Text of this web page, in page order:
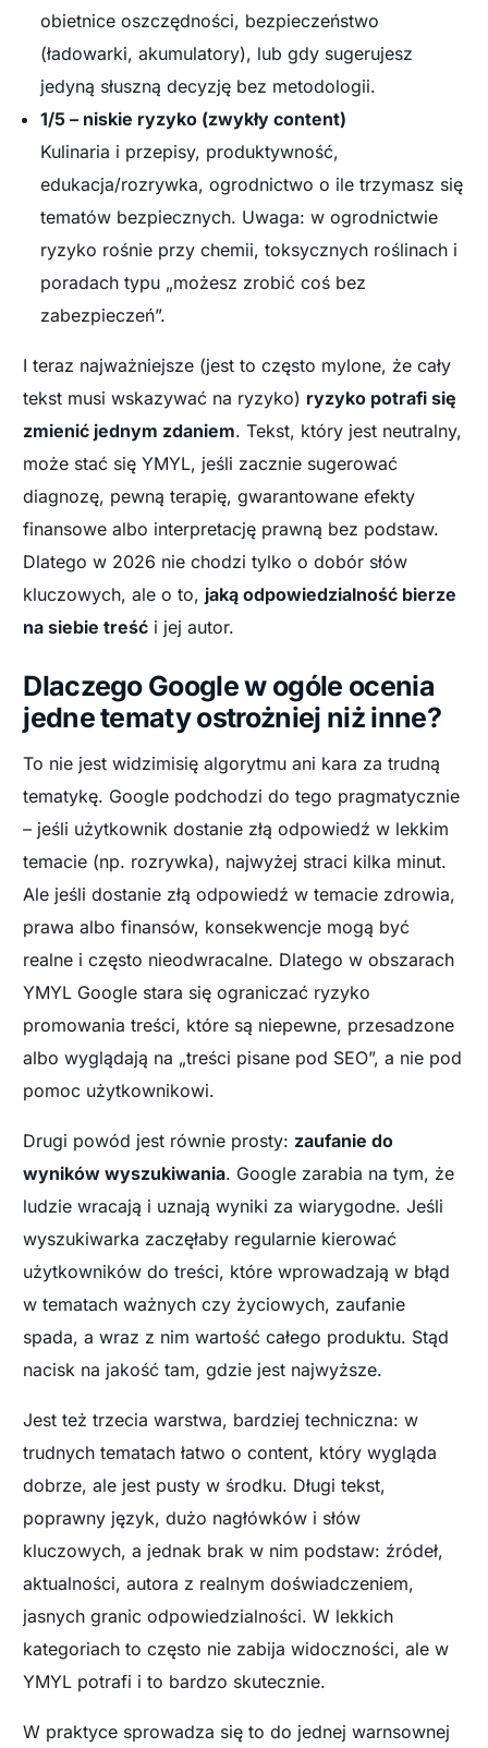
obietnice oszczędności, bezpieczeństwo
(ładowarki, akumulatory), lub gdy sugerujesz
jedyną słuszną decyzję bez metodologii.
1/5 – niskie ryzyko (zwykły content)
Kulinaria i przepisy, produktywność,
edukacja/rozrywka, ogrodnictwo o ile trzymasz się
tematów bezpiecznych. Uwaga: w ogrodnictwie
ryzyko rośnie przy chemii, toksycznych roślinach i
poradach typu „możesz zrobić coś bez
zabezpieczeń”.
I teraz najważniejsze (jest to często mylone, że cały
tekst musi wskazywać na ryzyko) ryzyko potrafi się
zmienić jednym zdaniem. Tekst, który jest neutralny,
może stać się YMYL, jeśli zacznie sugerować
diagnozę, pewną terapię, gwarantowane efekty
finansowe albo interpretację prawną bez podstaw.
Dlatego w 2026 nie chodzi tylko o dobór słów
kluczowych, ale o to, jaką odpowiedzialność bierze
na siebie treść i jej autor.
Dlaczego Google w ogóle ocenia
jedne tematy ostrożniej niż inne?
To nie jest widzimisię algorytmu ani kara za trudną
tematykę. Google podchodzi do tego pragmatycznie
– jeśli użytkownik dostanie złą odpowiedź w lekkim
temacie (np. rozrywka), najwyżej straci kilka minut.
Ale jeśli dostanie złą odpowiedź w temacie zdrowia,
prawa albo finansów, konsekwencje mogą być
realne i często nieodwracalne. Dlatego w obszarach
YMYL Google stara się ograniczać ryzyko
promowania treści, które są niepewne, przesadzone
albo wyglądają na „treści pisane pod SEO”, a nie pod
pomoc użytkownikowi.
Drugi powód jest równie prosty: zaufanie do
wyników wyszukiwania. Google zarabia na tym, że
ludzie wracają i uznają wyniki za wiarygodne. Jeśli
wyszukiwarka zaczęłaby regularnie kierować
użytkowników do treści, które wprowadzają w błąd
w tematach ważnych czy życiowych, zaufanie
spada, a wraz z nim wartość całego produktu. Stąd
nacisk na jakość tam, gdzie jest najwyższe.
Jest też trzecia warstwa, bardziej techniczna: w
trudnych tematach łatwo o content, który wygląda
dobrze, ale jest pusty w środku. Długi tekst,
poprawny język, dużo nagłówków i słów
kluczowych, a jednak brak w nim podstaw: źródeł,
aktualności, autora z realnym doświadczeniem,
jasnych granic odpowiedzialności. W lekkich
kategoriach to często nie zabija widoczności, ale w
YMYL potrafi i to bardzo skutecznie.
W praktyce sprowadza się to do jednej warnsownej